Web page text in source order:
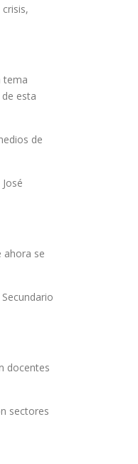
tema
esta
de
ahora se
docentes
sectores